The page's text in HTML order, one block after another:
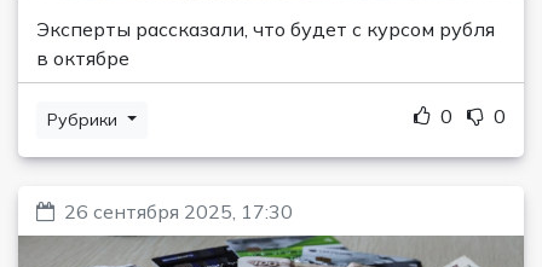
Эксперты рассказали, что будет с курсом рубля
в октябре
Рубрики 0 0
26 сентября 2025, 17:30